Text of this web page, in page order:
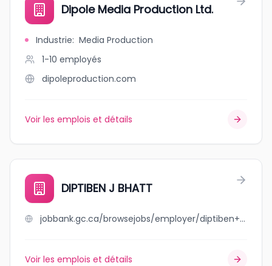
Dipole Media Production Ltd.
Industrie: Media Production
1-10 employés
dipoleproduction.com
Voir les emplois et détails
DIPTIBEN J BHATT
jobbank.gc.ca/browsejobs/employer/diptiben+j+bhatt/ca
Voir les emplois et détails